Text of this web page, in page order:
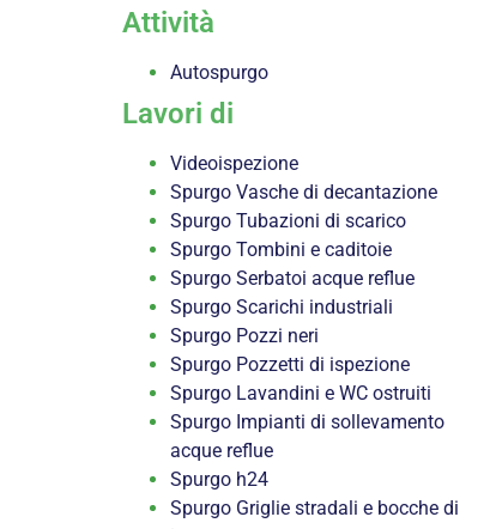
Attività
Autospurgo
Lavori di
Videoispezione
Spurgo Vasche di decantazione
Spurgo Tubazioni di scarico
Spurgo Tombini e caditoie
Spurgo Serbatoi acque reflue
Spurgo Scarichi industriali
Spurgo Pozzi neri
Spurgo Pozzetti di ispezione
Spurgo Lavandini e WC ostruiti
Spurgo Impianti di sollevamento
acque reflue
Spurgo h24
Spurgo Griglie stradali e bocche di